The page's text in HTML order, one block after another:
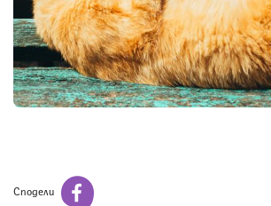
Сподели